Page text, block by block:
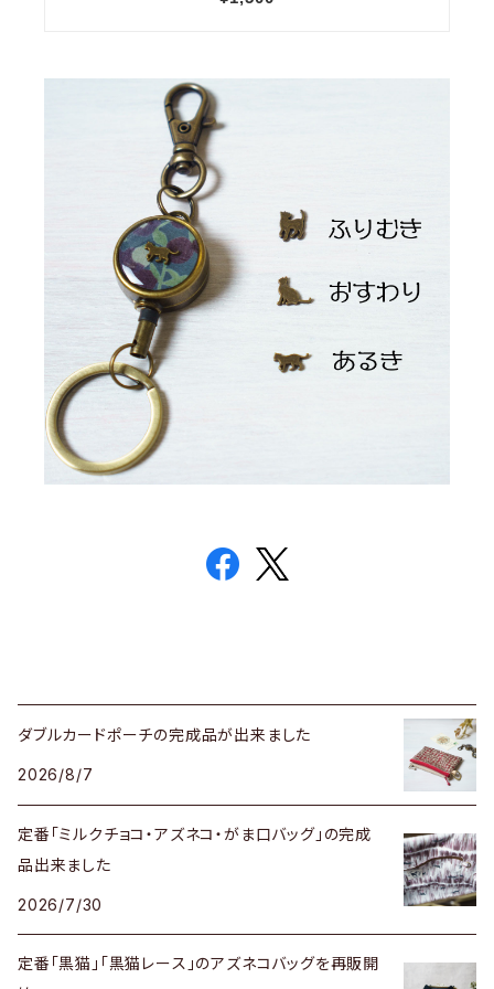
ダブルカードポーチの完成品が出来ました
2026/8/7
定番「ミルクチョコ・アズネコ・がま口バッグ」の完成
品出来ました
2026/7/30
定番「黒猫」「黒猫レース」のアズネコバッグを再販開